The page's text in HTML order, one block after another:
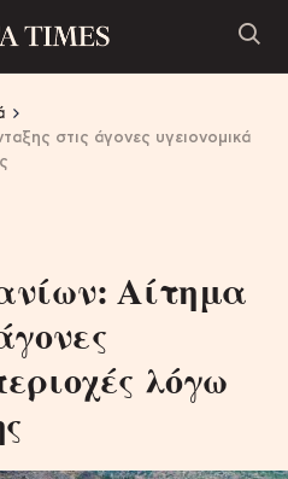
στις άγονες υγειονομικά
Αίτημα
λόγω